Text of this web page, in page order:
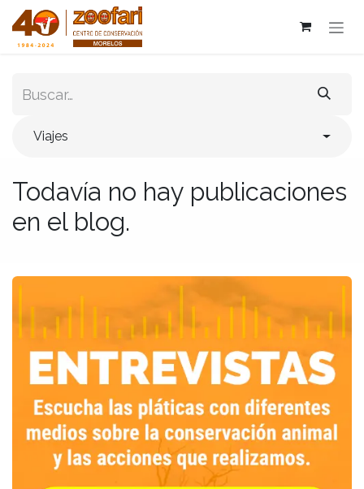
Ir al contenido
Viajes
Todavía no hay publicaciones
en el blog.